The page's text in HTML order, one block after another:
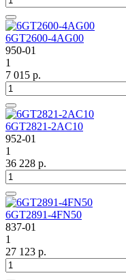
6GT2600-4AG00
950-01
1
7 015 р.
6GT2821-2AC10
952-01
1
36 228 р.
6GT2891-4FN50
837-01
1
27 123 р.